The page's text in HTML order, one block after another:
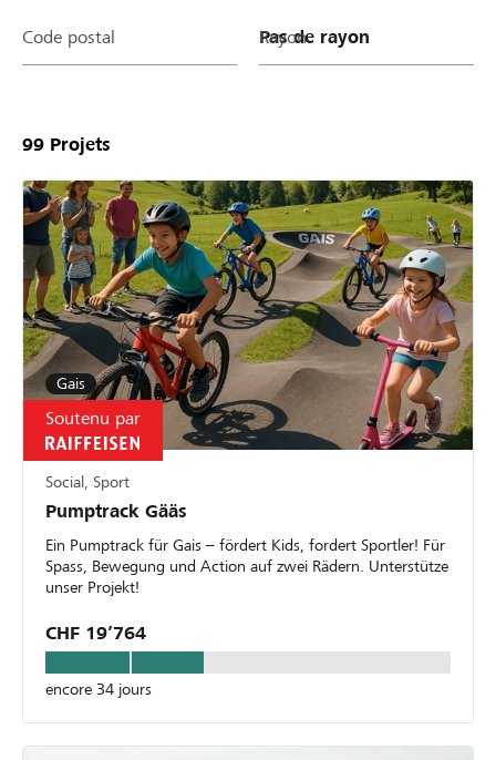
Code postal Rayon
99 Projets
Gais
Soutenu par
Social, Sport
Pumptrack Gääs
Ein Pumptrack für Gais – fördert Kids, fordert Sportler! Für
Spass, Bewegung und Action auf zwei Rädern. Unterstütze
unser Projekt!
CHF 19’764
encore 34 jours